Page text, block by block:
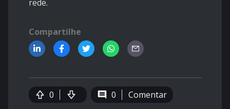
rede.
Compartilhe
0 0 Comentar